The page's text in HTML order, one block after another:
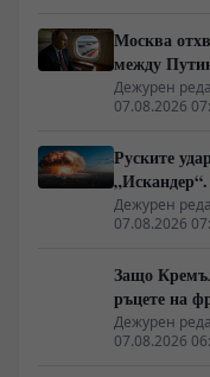
Москва
между
Дежурен
07.08.2026
Руските
унищожен.
Дежурен
07.08.2026
Защо
ръцете на
Дежурен
07.08.2026